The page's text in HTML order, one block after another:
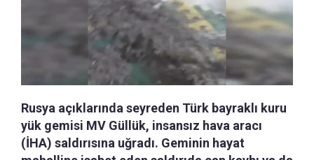
Rusya açıklarında seyreden Türk bayraklı kuru
yük gemisi MV Güllük, insansız hava aracı
(İHA) saldırısına uğradı. Geminin hayat